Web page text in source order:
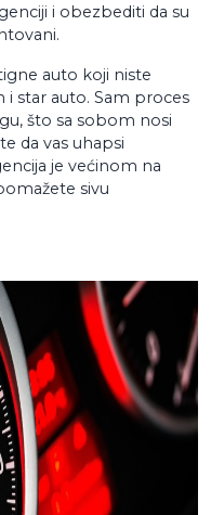
i obezbediti da su
auto koji niste
i star auto. Sam proces
što sa sobom nosi
da vas uhapsi
je većinom na
sivu